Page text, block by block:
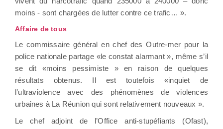
moins - sont chargées de lutter contre ce trafic… ».
Affaire de tous
Le commissaire général en chef des Outre-mer pour la
police nationale partage «le constat alarmant », même s’il
se dit «moins pessimiste » en raison de quelques
résultats obtenus. Il est toutefois «inquiet de
l’ultraviolence avec des phénomènes de violences
urbaines à La Réunion qui sont relativement nouveaux ».
Le chef adjoint de l’Office anti-stupéfiants (Ofast),